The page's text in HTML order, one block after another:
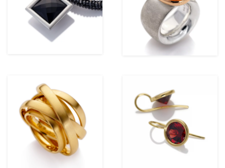
ansehen ansehen
ansehen ansehen